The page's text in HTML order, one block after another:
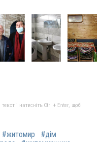
і натисніть Ctrl + Enter, щоб
#житомир
#дім